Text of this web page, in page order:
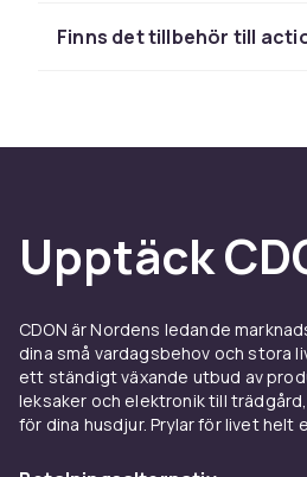
flera figurer från samma
att bygga upp en hel
Lek och samlande
Actionfigurer fungerar både
samlarobjekt. För barn blir
fantasifulla äventyr, medan
Finns det tillbehör till
Upptäck
CDON är Nordens ledande
dina små vardagsbehov och stora
ett ständigt växande utbud av
leksaker och elektronik till
för dina husdjur. Prylar för livet helt